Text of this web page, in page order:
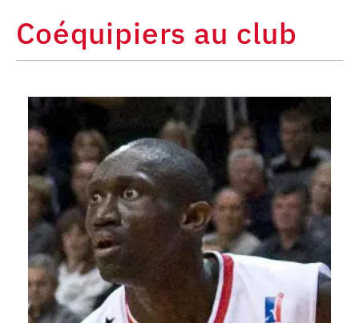
Coéquipiers au club